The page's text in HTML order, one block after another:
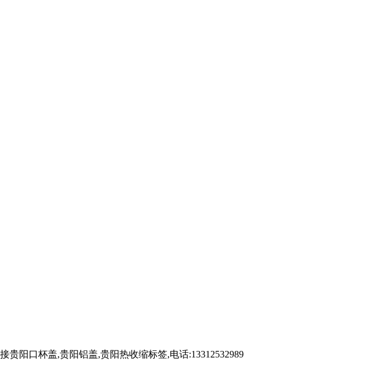
阳口杯盖,贵阳铝盖,贵阳热收缩标签,电话:13312532989